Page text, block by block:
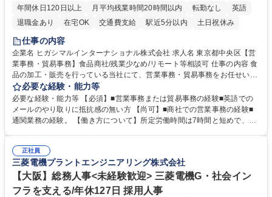
年間休日120日以上
月平均残業時間20時間以内 転勤なし
英語
退職金あり
在宅OK 交通費支給 駅近5分以内 土日祝休み
仕事の内容
企業名 ヒガシマルインターナショナル株式会社 求人名 東京都中央区【営
業事務・貿易事務】食品商社/残業少なめ/リモート等相談可 仕事の内容 食
品の加工・販売を行っている当社にて、営業事務・貿易事務をお任せいた
します。営業社員のサポートポジションとして、受発注から海外工場との
調整まで幅広く対応し、当社事業の根幹を支えていただきます。 ■受発注
業務、請求書発行 ■海外工場とのスケジュール調整 ■在庫管理 ■輸入書類
の確認・作成 ■配送手配 ■通関業者を通して行う輸出入業全般 ■倉庫との
ルプロデュースしているため、商品に関わる全ての業務をサポート頂きま
す。 募集職種 東京都中央区【営業事務・貿易事務】食品商社/残業少なめ/
リモート等相談可
必要な経験・能力等
必要な経験・能力等 【必須】■営業事務または貿易事務の経験■英語での
メールのやり取りに抵抗感の無い方 【尚可】■商社での営業事務の経験■
通関業務の経験。 【働き方について】所定労働時間は7時間と短めで、残
の強み】1991年の設立以来、外食産業を中心としたお客様の多様なニー
ズに沿った冷凍水産物等の生産・輸入・販売を一貫して手掛けています。
自社工場と海外拠点の強固な連携によるワンストップサービスが最大の強
みです。 学歴・資格 学歴：大学院 大学 語学力：英語 資格：
正社員
三菱電機プラントエンジニアリング株式会社
【大阪】総務人事<未経験歓迎> 三菱電機G・社会イン
フラを支える/年休127日 採用人事